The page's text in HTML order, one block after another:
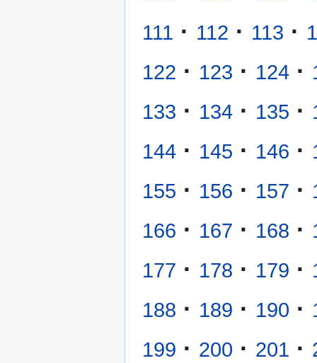
111 · 112 · 113 ·
122 · 123 · 124 ·
133 · 134 · 135 ·
144 · 145 · 146 ·
155 · 156 · 157 ·
166 · 167 · 168 ·
177 · 178 · 179 ·
188 · 189 · 190 ·
199 · 200 · 201 ·